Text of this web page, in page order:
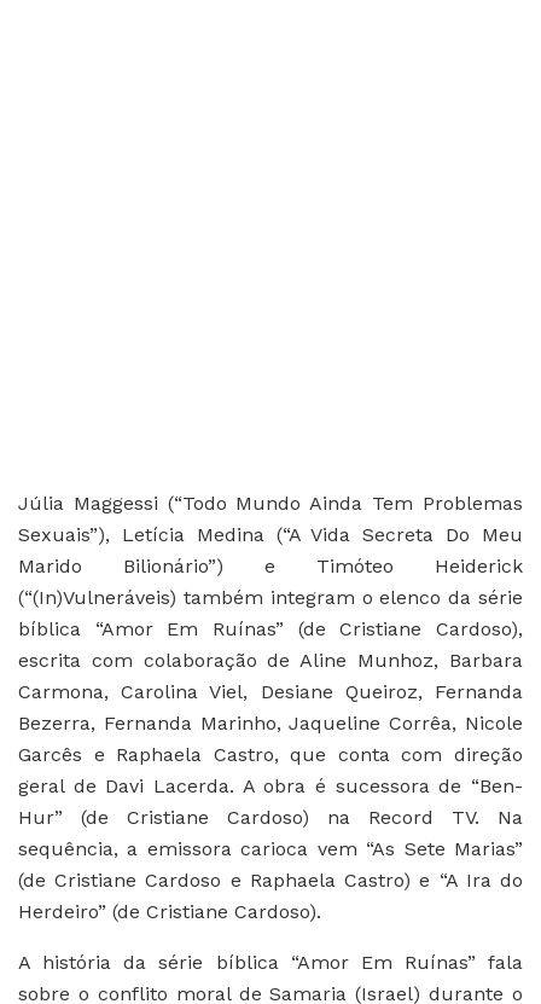
Júlia Maggessi (“Todo Mundo Ainda Tem Problemas
Sexuais”), Letícia Medina (“A Vida Secreta Do Meu
Marido Bilionário”) e Timóteo Heiderick
(“(In)Vulneráveis) também integram o elenco da série
bíblica “Amor Em Ruínas” (de Cristiane Cardoso),
escrita com colaboração de Aline Munhoz, Barbara
Carmona, Carolina Viel, Desiane Queiroz, Fernanda
Bezerra, Fernanda Marinho, Jaqueline Corrêa, Nicole
Garcês e Raphaela Castro, que conta com direção
geral de Davi Lacerda. A obra é sucessora de “Ben-
Hur” (de Cristiane Cardoso) na Record TV. Na
sequência, a emissora carioca vem “As Sete Marias”
(de Cristiane Cardoso e Raphaela Castro) e “A Ira do
Herdeiro” (de Cristiane Cardoso).
A história da série bíblica “Amor Em Ruínas” fala
sobre o conflito moral de Samaria (Israel) durante o